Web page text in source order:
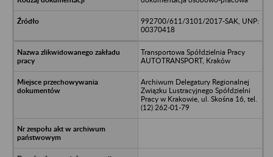
992700/611/3101/2017-SAK, UNP:
00370418
Transportowa Spółdzielnia Pracy
AUTOTRANSPORT, Kraków
Archiwum Delegatury Regionalnej
Związku Lustracyjnego Spółdzielni
Pracy w Krakowie, ul. Skośna 16, tel.
(12) 262-01-79